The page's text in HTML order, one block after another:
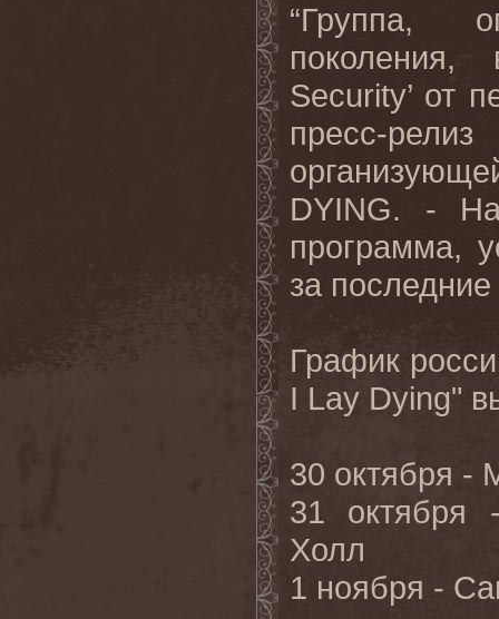
“Группа,
поколения,
Security’ от
пресс-
DYING. -
программа,
за последние
График
I Lay Dying"
30 октября -
31 октября
Холл
1 ноября -